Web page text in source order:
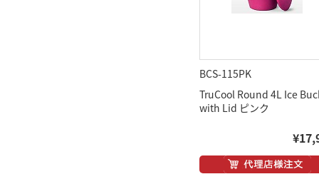
BCS-115PK
TruCool Round 4L Ice
with Lid ピンク